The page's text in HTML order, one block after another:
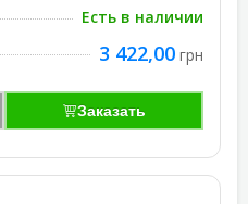
Есть в наличии
3 422,00 грн
Заказать